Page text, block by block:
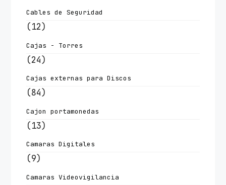
Cables de Seguridad
(12)
Cajas - Torres
(24)
Cajas externas para Discos
(84)
Cajon portamonedas
(13)
Camaras Digitales
(9)
Camaras Videovigilancia